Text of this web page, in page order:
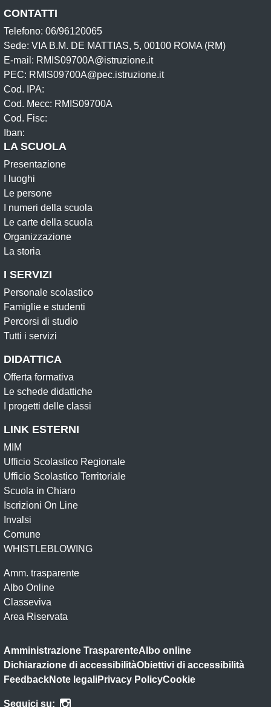
CONTATTI
Telefono: 06/96120065
Sede: VIA B.M. DE MATTIAS, 5, 00100 ROMA (RM)
E-mail: RMIS09700A@istruzione.it
PEC: RMIS09700A@pec.istruzione.it
Cod. IPA:
Cod. Mecc: RMIS09700A
Cod. Fisc:
Iban:
LA SCUOLA
Presentazione
I luoghi
Le persone
I numeri della scuola
Le carte della scuola
Organizzazione
La storia
I SERVIZI
Personale scolastico
Famiglie e studenti
Percorsi di studio
Tutti i servizi
DIDATTICA
Offerta formativa
Le schede didattiche
I progetti delle classi
LINK ESTERNI
MIM
Ufficio Scolastico Regionale
Ufficio Scolastico Territoriale
Scuola in Chiaro
Iscrizioni On Line
Invalsi
Comune
WHISTLEBLOWING
Amm. trasparente
Albo Online
Classeviva
Area Riservata
Amministrazione TrasparenteAlbo online
Dichiarazione di accessibilitàObiettivi di accessibilità
FeedbackNote legaliPrivacy PolicyCookie
Seguici su: